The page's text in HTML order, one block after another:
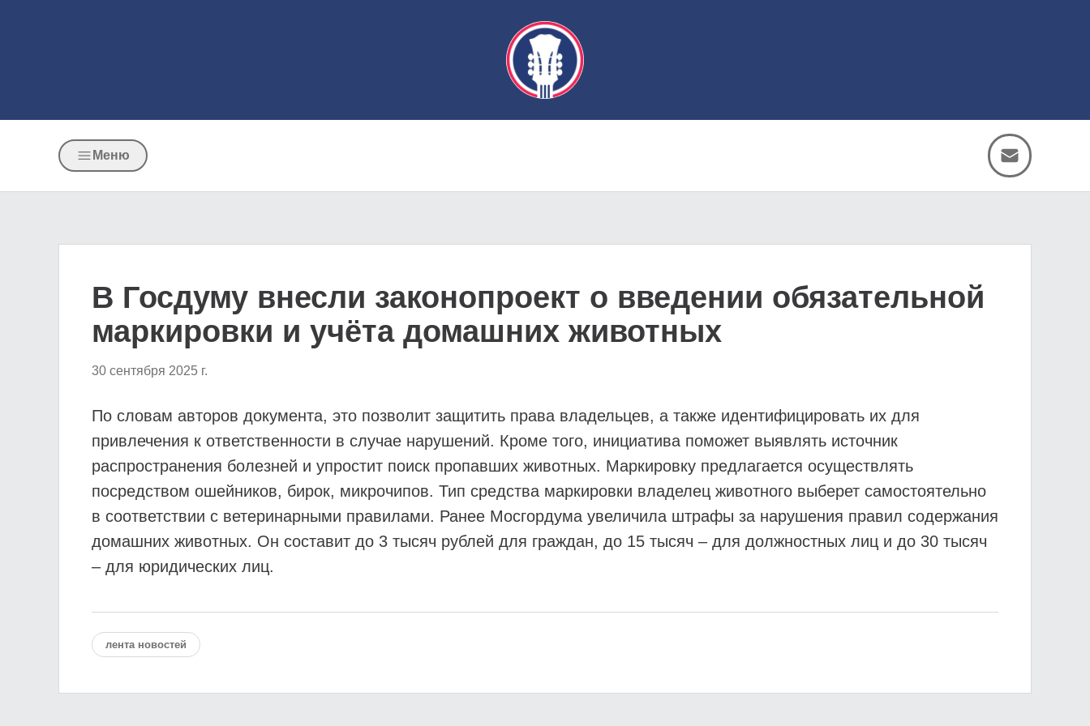
Меню
В Госдуму внесли законопроект о введении обязательной
маркировки и учёта домашних животных
30 сентября 2025 г.
По словам авторов документа, это позволит защитить права владельцев, а также идентифицировать их для
привлечения к ответственности в случае нарушений. Кроме того, инициатива поможет выявлять источник
распространения болезней и упростит поиск пропавших животных. Маркировку предлагается осуществлять
посредством ошейников, бирок, микрочипов. Тип средства маркировки владелец животного выберет самостоятельно
в соответствии с ветеринарными правилами. Ранее Мосгордума увеличила штрафы за нарушения правил содержания
домашних животных. Он составит до 3 тысяч рублей для граждан, до 15 тысяч – для должностных лиц и до 30 тысяч
– для юридических лиц.
лента новостей